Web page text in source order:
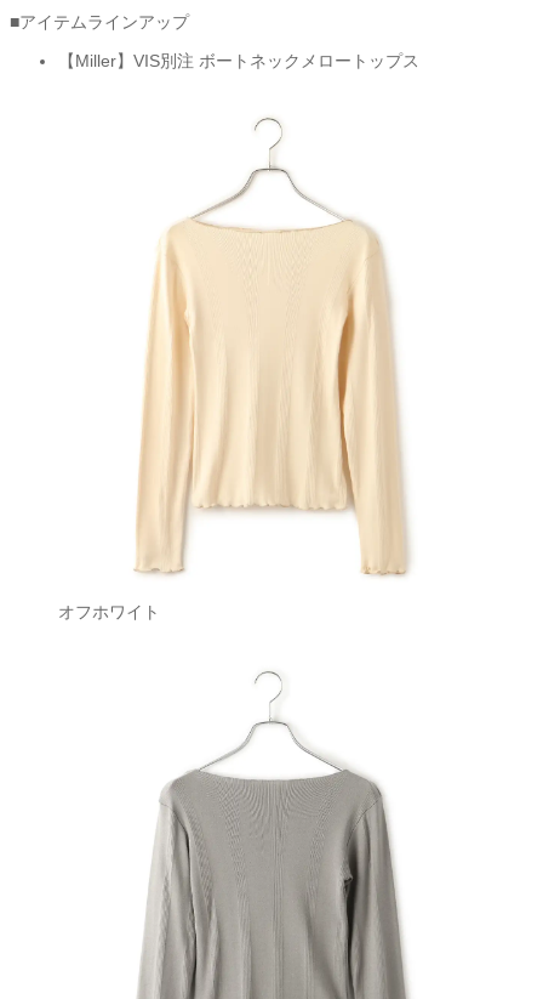
■アイテムラインアップ
【Miller】VIS別注 ボートネックメロートップス
オフホワイト